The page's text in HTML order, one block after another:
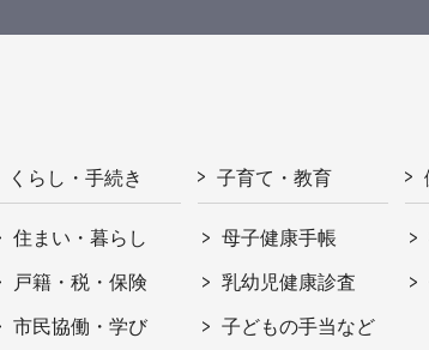
くらし・手続き
住まい・暮らし
戸籍・税・保険
市民協働・学び
子育て・教育
母子健康手帳
乳幼児健康診査
子どもの手当など